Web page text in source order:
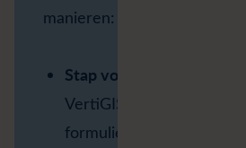
manieren:
Stap voor stap registreren
VertiGIS Studio
formulieren dynamisch